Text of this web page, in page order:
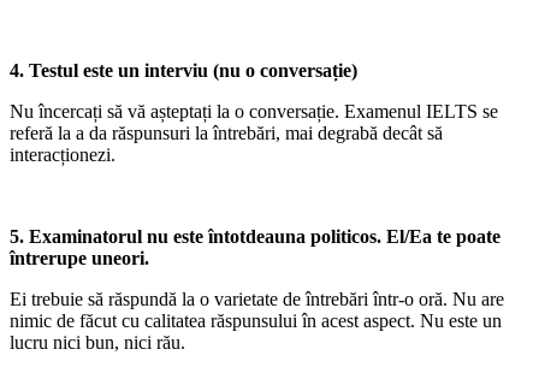
4. Testul este un interviu (nu o conversație)
Nu încercați să vă așteptați la o conversație. Examenul IELTS se
referă la a da răspunsuri la întrebări, mai degrabă decât să
interacționezi.
5. Examinatorul nu este întotdeauna politicos. El/Ea te poate
întrerupe uneori.
Ei trebuie să răspundă la o varietate de întrebări într-o oră. Nu are
nimic de făcut cu calitatea răspunsului în acest aspect. Nu este un
lucru nici bun, nici rău.